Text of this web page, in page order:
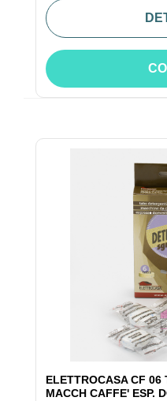
ELETTROCASA CF 06
MACCH CAFFE' ESP.